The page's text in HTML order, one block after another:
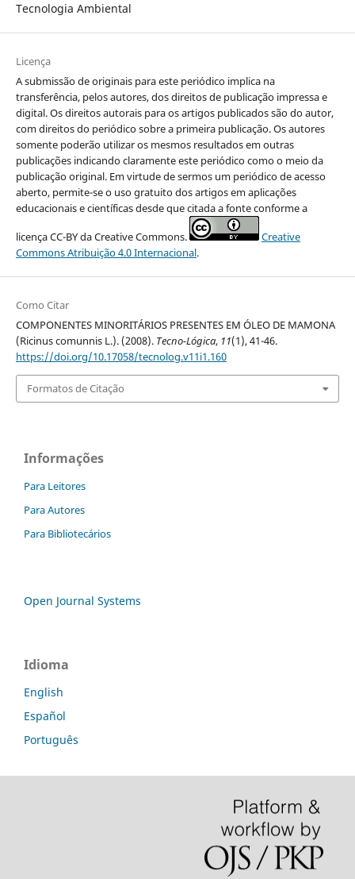
Tecnologia Ambiental
Licença
A submissão de originais para este periódico implica na
transferência, pelos autores, dos direitos de publicação impressa e
digital. Os direitos autorais para os artigos publicados são do autor,
com direitos do periódico sobre a primeira publicação. Os autores
somente poderão utilizar os mesmos resultados em outras
publicações indicando claramente este periódico como o meio da
publicação original. Em virtude de sermos um periódico de acesso
aberto, permite-se o uso gratuito dos artigos em aplicações
educacionais e científicas desde que citada a fonte conforme a
licença CC-BY da Creative Commons.
Creative
Commons Atribuição 4.0 Internacional.
Como Citar
COMPONENTES MINORITÁRIOS PRESENTES EM ÓLEO DE MAMONA
(Ricinus comunnis L.). (2008). Tecno-Lógica, 11(1), 41-46.
https://doi.org/10.17058/tecnolog.v11i1.160
Formatos de Citação
Informações
Para Leitores
Para Autores
Para Bibliotecários
Open Journal Systems
Idioma
English
Español
Português